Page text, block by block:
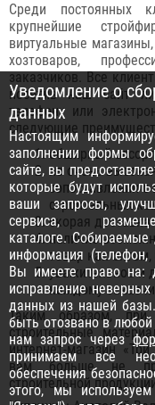
Среди постоянных
крупнейшие
виртуальные
хозтоваров,
заказчиков. Все
посетив наш сайт
телефону или
следующие
обширный
не очень
сопоставлении
строительных
скорая доставка
наличие
товар как
уважительное и
каждому
Таким образом, при
строительные
интернет-магазин
вам больше не
строительной
Уведомление о
данных
Настоящим
заполнении формы
сайте, вы
которые будут
ваши запросы,
сервиса,
каталоге.
информация (телефон,
Вы имеете право на:
исправление
данных из нашей
быть отозвано в
нам запрос через
принимаем все
обеспечения
этого, мы